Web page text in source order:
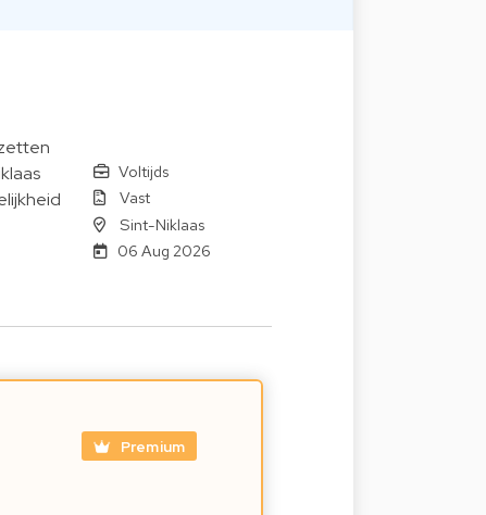
Voltijds
Vast
Sint-Niklaas
06 Aug 2026
Premium